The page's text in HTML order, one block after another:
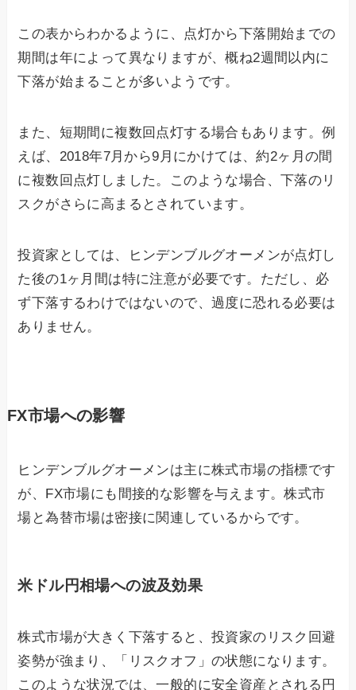
この表からわかるように、点灯から下落開始までの
期間は年によって異なりますが、概ね2週間以内に
下落が始まることが多いようです。
また、短期間に複数回点灯する場合もあります。例
えば、2018年7月から9月にかけては、約2ヶ月の間
に複数回点灯しました。このような場合、下落のリ
スクがさらに高まるとされています。
投資家としては、ヒンデンブルグオーメンが点灯し
た後の1ヶ月間は特に注意が必要です。ただし、必
ず下落するわけではないので、過度に恐れる必要は
ありません。
FX市場への影響
ヒンデンブルグオーメンは主に株式市場の指標です
が、FX市場にも間接的な影響を与えます。株式市
場と為替市場は密接に関連しているからです。
米ドル円相場への波及効果
株式市場が大きく下落すると、投資家のリスク回避
姿勢が強まり、「リスクオフ」の状態になります。
このような状況では、一般的に安全資産とされる円